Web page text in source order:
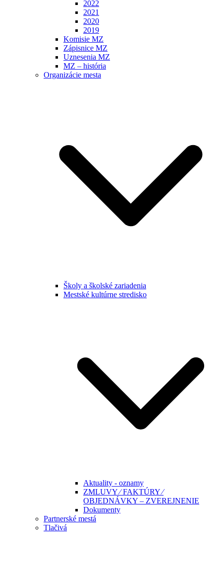
2022
2021
2020
2019
Komisie MZ
Zápisnice MZ
Uznesenia MZ
MZ – história
Organizácie mesta
Školy a školské zariadenia
Mestské kultúrne stredisko
Aktuality - oznamy
ZMLUVY ⁄ FAKTÚRY ⁄
OBJEDNÁVKY – ZVEREJNENIE
Dokumenty
Partnerské mestá
Tlačivá